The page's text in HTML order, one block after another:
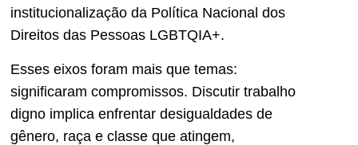
institucionalização da Política Nacional dos
Direitos das Pessoas LGBTQIA+.
Esses eixos foram mais que temas:
significaram compromissos. Discutir trabalho
digno implica enfrentar desigualdades de
gênero, raça e classe que atingem,